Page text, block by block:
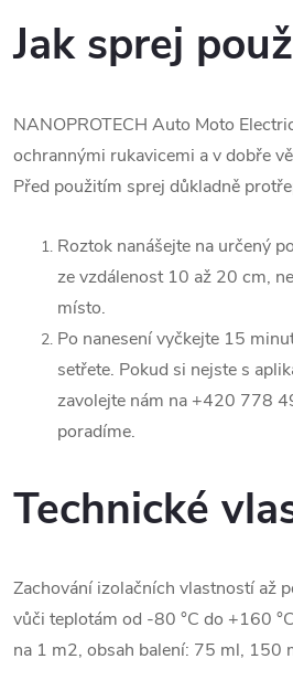
Jak sprej
NANOPROTECH Auto Moto
ochrannými rukavicemi a v dobře
Před použitím sprej důkladně
Roztok nanášejte na určený
ze vzdálenost 10 až 20 cm,
místo.
Po nanesení vyčkejte 15
setřete. Pokud si nejste s
zavolejte nám na +420 778
poradíme.
Technické
Zachování izolačních vlastností až
vůči teplotám od -80 °C do +160
na 1 m2, obsah balení: 75 ml, 150